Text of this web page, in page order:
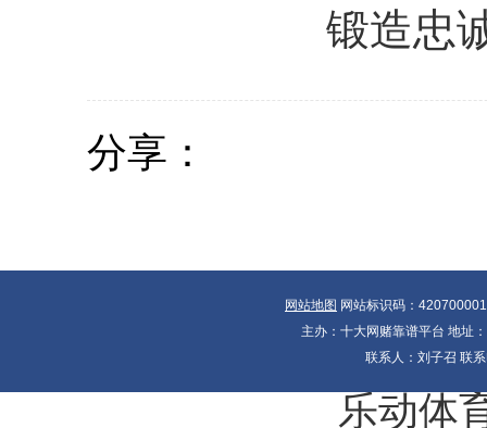
锻造忠
分享：
网站地图 网站标识码：
主办：十大网赌靠谱平台 地址
联系人：刘子召 联
乐动体